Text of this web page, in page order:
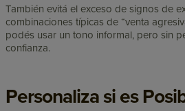
También evitá el exceso de signos de
combinaciones típicas de “venta
podés usar un tono informal, pero sin
confianza.
Personaliza si es